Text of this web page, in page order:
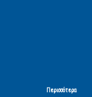
Περισσότερα